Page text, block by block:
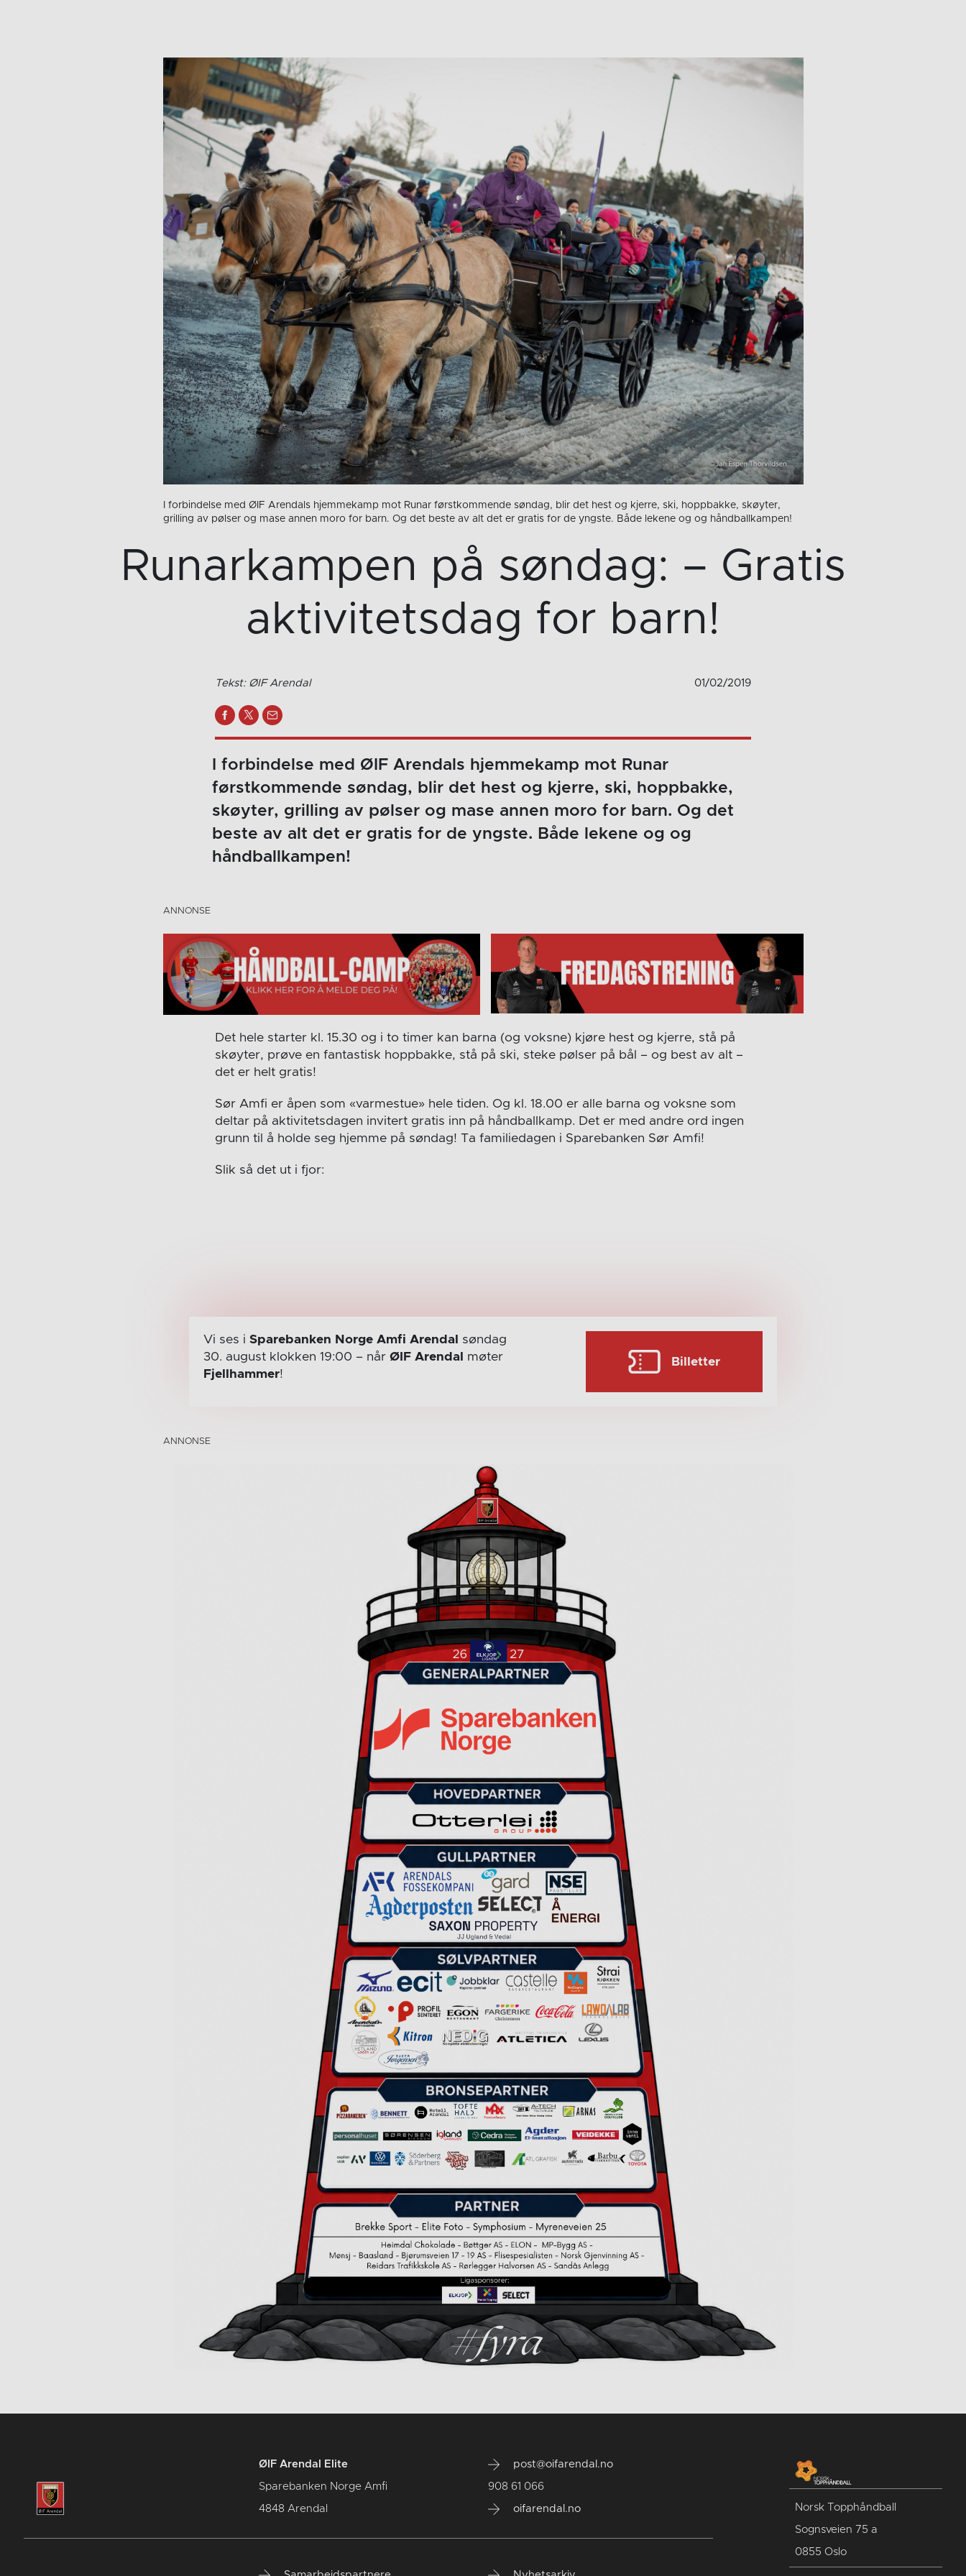
I forbindelse med ØIF Arendals hjemmekamp mot Runar førstkommende søndag, blir det hest og kjerre, ski, hoppbakke, skøyter,
grilling av pølser og mase annen moro for barn. Og det beste av alt det er gratis for de yngste. Både lekene og og håndballkampen!
Runarkampen på søndag: – Gratis
aktivitetsdag for barn!
Tekst: ØIF Arendal 01/02/2019
I forbindelse med ØIF Arendals hjemmekamp mot Runar
førstkommende søndag, blir det hest og kjerre, ski, hoppbakke,
skøyter, grilling av pølser og mase annen moro for barn. Og det
beste av alt det er gratis for de yngste. Både lekene og og
håndballkampen!
Det hele starter kl. 15.30 og i to timer kan barna (og voksne) kjøre hest og kjerre, stå på
skøyter, prøve en fantastisk hoppbakke, stå på ski, steke pølser på bål – og best av alt –
det er helt gratis!
Sør Amfi er åpen som «varmestue» hele tiden. Og kl. 18.00 er alle barna og voksne som
deltar på aktivitetsdagen invitert gratis inn på håndballkamp. Det er med andre ord ingen
grunn til å holde seg hjemme på søndag! Ta familiedagen i Sparebanken Sør Amfi!
Slik så det ut i fjor:
Vi ses i Sparebanken Norge Amfi Arendal
søndag
30. august klokken 19:00 – når ØIF Arendal
møter
Fjellhammer!
Billetter
ØIF Arendal Elite
Sparebanken Norge Amfi
4848 Arendal
post@oifarendal.no
908 61 066
oifarendal.no Norsk Topphåndball
Sognsveien 75 a
0855 Oslo